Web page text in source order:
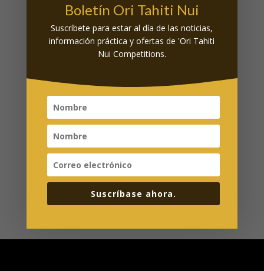


INFORMACIÓN PRÁCTICA
Boletín Ori Tahiti Nui
Suscríbete para estar al día de las noticias,
información práctica y ofertas de 'Ori Tahiti
Nui Competitions.
Suscríbase ahora.